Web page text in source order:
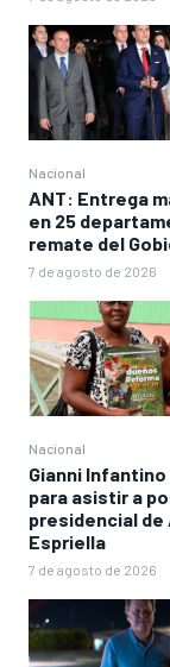
Nacional
ANT: Entrega
en 25
remate del
7 de agosto de 2026
Nacional
Gianni
para asistir a
presidencial de
Espriella
7 de agosto de 2026